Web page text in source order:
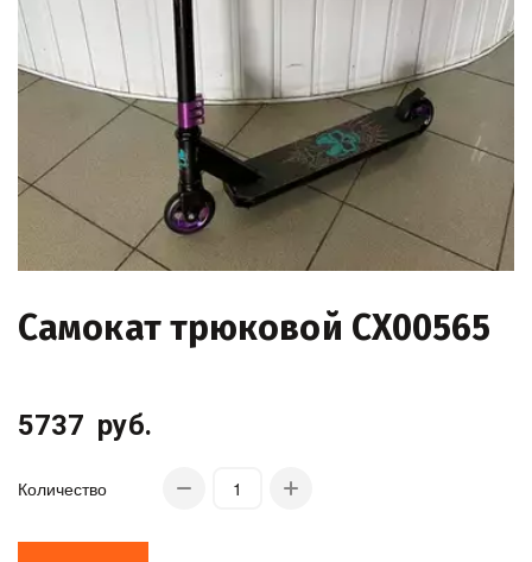
Самокат трюковой CX00565
5737 руб.
Количество